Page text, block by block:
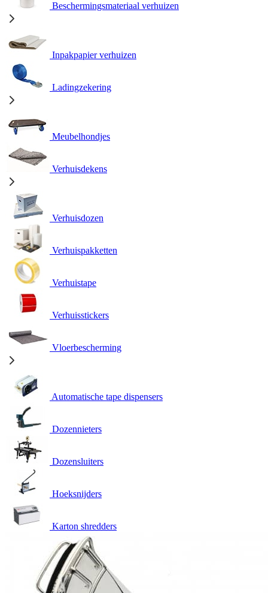
Beschermingsmateriaal verhuizen
Inpakpapier verhuizen
Ladingzekering
Meubelhondjes
Verhuisdekens
Verhuisdozen
Verhuispakketten
Verhuistape
Verhuisstickers
Vloerbescherming
Automatische tape dispensers
Dozennieters
Dozensluiters
Hoeksnijders
Karton shredders